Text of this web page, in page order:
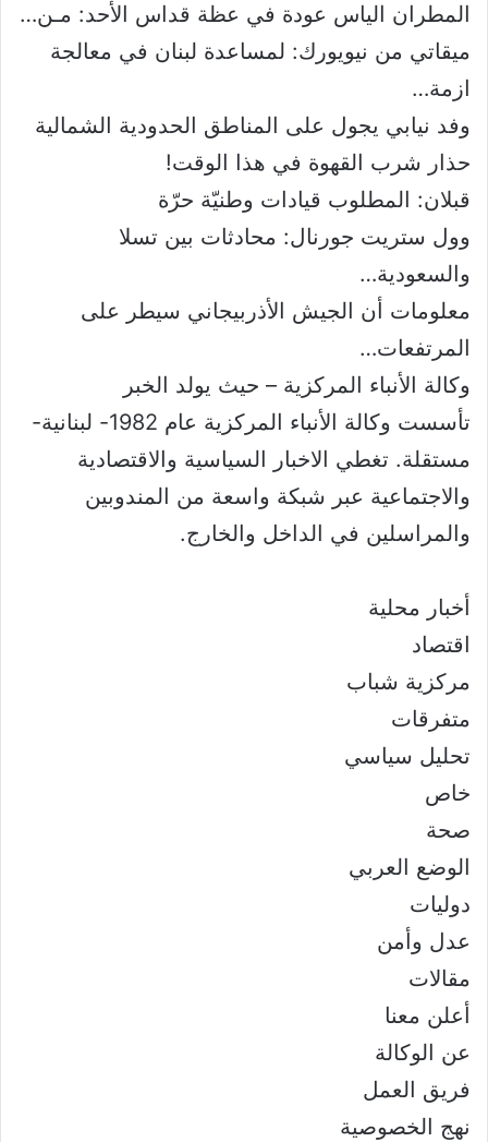
المطران الياس عودة في عظة قداس الأحد: مـن…
ميقاتي من نيويورك: لمساعدة لبنان في معالجة
ازمة…
وفد نيابي يجول على المناطق الحدودية الشمالية
حذار شرب القهوة في هذا الوقت!
قبلان: المطلوب قيادات وطنيّة حرّة
وول ستريت جورنال: محادثات بين تسلا
والسعودية…
معلومات أن الجيش الأذربيجاني سيطر على
المرتفعات…
وكالة الأنباء المركزية – حيث يولد الخبر
تأسست وكالة الأنباء المركزية عام 1982- لبنانية-
مستقلة. تغطي الاخبار السياسية والاقتصادية
والاجتماعية عبر شبكة واسعة من المندوبين
والمراسلين في الداخل والخارج.
أخبار محلية
اقتصاد
مركزية شباب
متفرقات
تحليل سياسي
خاص
صحة
الوضع العربي
دوليات
عدل وأمن
مقالات
أعلن معنا
عن الوكالة
فريق العمل
نهج الخصوصية